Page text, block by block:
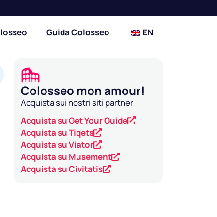
Guida Colosseo EN
Colosseo mon amour!
Acquista sui nostri siti partner
Acquista su Get Your Guide
Acquista su Tiqets
Acquista su Viator
Acquista su Musement
Acquista su Civitatis